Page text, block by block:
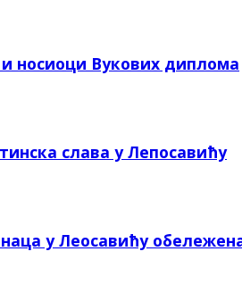
носиоци Вукових диплома
слава у Лепосавићу
у Леосавићу